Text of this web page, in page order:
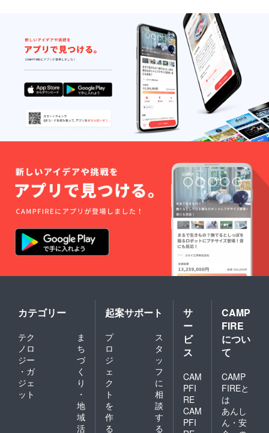
カテゴリー
テク
ノロ
ジー
・ガ
ジェ
ット
ま
ち
づ
く
り
・
地
域
活
起案サポート
プ
ロ
ジ
ェ
ク
ト
を
作
る
ス
タ
ッ
フ
に
相
談
す
る
サ
ー
ビ
ス
CAM
PFI
RE
CAM
PFI
CAMP
FIRE
につい
て
CAMP
FIREと
は
あんし
ん・安